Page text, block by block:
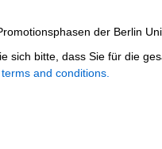
der Berlin
sich bitte, dass Sie für die
terms and conditions.